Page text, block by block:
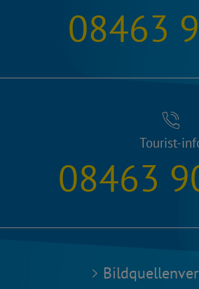
08463
Tourist-
08463